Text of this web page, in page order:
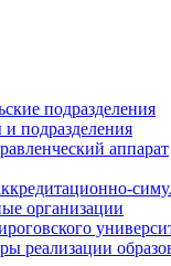
подразделения
подразделения
аппарат
организации
реализации